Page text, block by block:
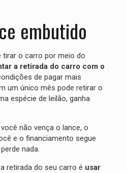
embutido
tirar o carro por meio do
a retirada do carro com o
de pagar mais
um único mês pode retirar o
espécie de leilão, ganha
não vença o lance, o
e o financiamento segue
nada.
retirada do seu carro é usar